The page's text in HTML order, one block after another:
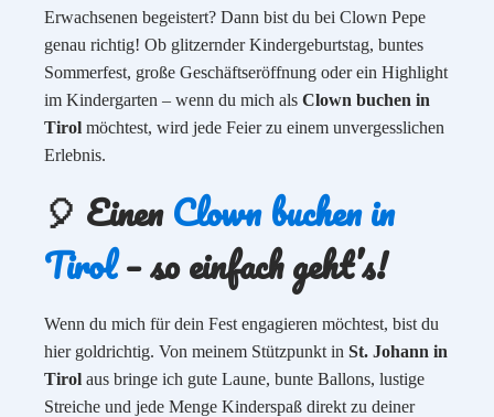
Erwachsenen begeistert? Dann bist du bei Clown Pepe
genau richtig! Ob glitzernder Kindergeburtstag, buntes
Sommerfest, große Geschäftseröffnung oder ein Highlight
im Kindergarten – wenn du mich als Clown buchen in
Tirol möchtest, wird jede Feier zu einem unvergesslichen
Erlebnis.
🎈 EinenClown buchen in
Tirol– so einfach geht’s!
Wenn du mich für dein Fest engagieren möchtest, bist du
hier goldrichtig. Von meinem Stützpunkt in St. Johann in
Tirol aus bringe ich gute Laune, bunte Ballons, lustige
Streiche und jede Menge Kinderspaß direkt zu deiner